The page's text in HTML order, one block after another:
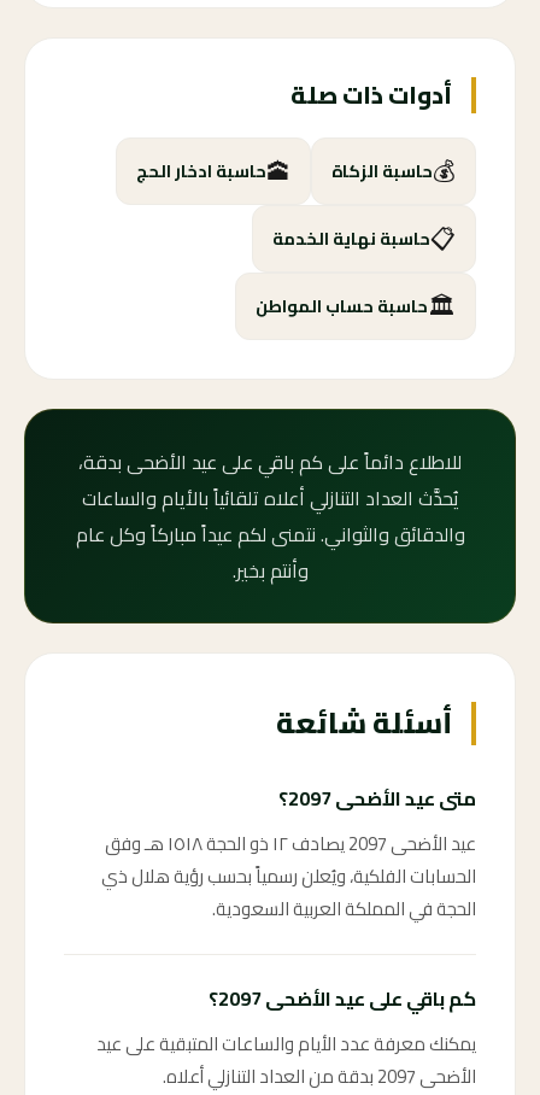
أدوات ذات صلة
💰حاسبة الزكاة 🕋حاسبة ادخار الحج
📋حاسبة نهاية الخدمة
🏛️حاسبة حساب المواطن
للاطلاع دائماً على كم باقي على عيد الأضحى بدقة،
يُحدَّث العداد التنازلي أعلاه تلقائياً بالأيام والساعات
والدقائق والثواني. نتمنى لكم عيداً مباركاً وكل عام
وأنتم بخير.
أسئلة شائعة
متى عيد الأضحى 2097؟
عيد الأضحى 2097 يصادف ١٢ ذو الحجة ١٥١٨ هـ وفق
الحسابات الفلكية، ويُعلن رسمياً بحسب رؤية هلال ذي
الحجة في المملكة العربية السعودية.
كم باقي على عيد الأضحى 2097؟
يمكنك معرفة عدد الأيام والساعات المتبقية على عيد
الأضحى 2097 بدقة من العداد التنازلي أعلاه.